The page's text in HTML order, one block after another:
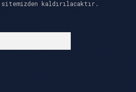
kaldırılacaktır.